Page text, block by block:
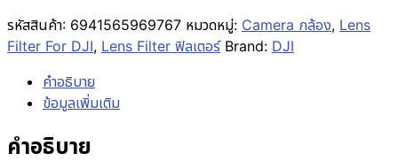
รหัสสินค้า: 6941565969767 หมวดหมู่: Camera กล้อง, Lens
Filter For DJI, Lens Filter ฟิลเตอร์ Brand: DJI
คำอธิบาย
ข้อมูลเพิ่มเติม
คำอธิบาย